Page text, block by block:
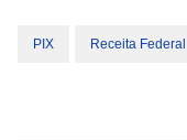
PIX Receita Federal